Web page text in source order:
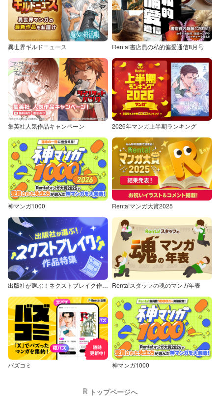
異世界ギルドニュース Renta!書店員の私的偏愛通信8月号
集英社人気作品キャンペーン 2026年マンガ上半期ランキング
神マンガ1000 Renta!マンガ大賞2025
出版社が選ぶ！ネクストブレイク作品特集 Renta!スタッフの魂のマンガ年表
バズコミ 神マンガ1000
トップページへ